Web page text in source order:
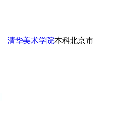
清华美术学院本科北京市